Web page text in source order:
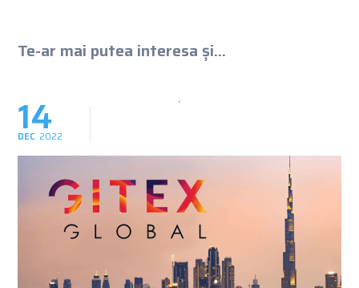
Te-ar mai putea interesa și...
14
DEC 2022